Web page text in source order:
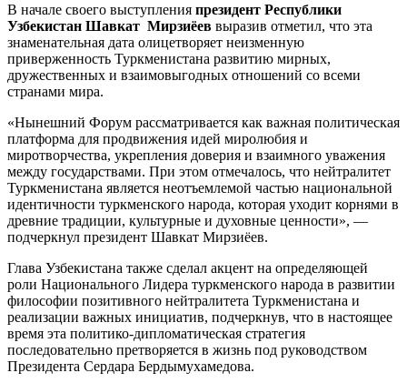
В начале своего выступления президент Республики
Узбекистан Шавкат Мирзиёев выразив отметил, что эта
знаменательная дата олицетворяет неизменную
приверженность Туркменистана развитию мирных,
дружественных и взаимовыгодных отношений со всеми
странами мира.
«Нынешний Форум рассматривается как важная политическая
платформа для продвижения идей миролюбия и
миротворчества, укрепления доверия и взаимного уважения
между государствами. При этом отмечалось, что нейтралитет
Туркменистана является неотъемлемой частью национальной
идентичности туркменского народа, которая уходит корнями в
древние традиции, культурные и духовные ценности», —
подчеркнул президент Шавкат Мирзиёев.
Глава Узбекистана также сделал акцент на определяющей
роли Национального Лидера туркменского народа в развитии
философии позитивного нейтралитета Туркменистана и
реализации важных инициатив, подчеркнув, что в настоящее
время эта политико-дипломатическая стратегия
последовательно претворяется в жизнь под руководством
Президента Сердара Бердымухамедова.